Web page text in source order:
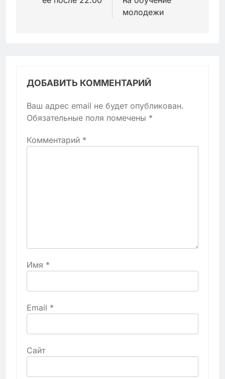
молодежи
ДОБАВИТЬ КОММЕНТАРИЙ
Ваш адрес email не будет опубликован.
Обязательные поля помечены *
Комментарий *
Имя *
Email *
Сайт